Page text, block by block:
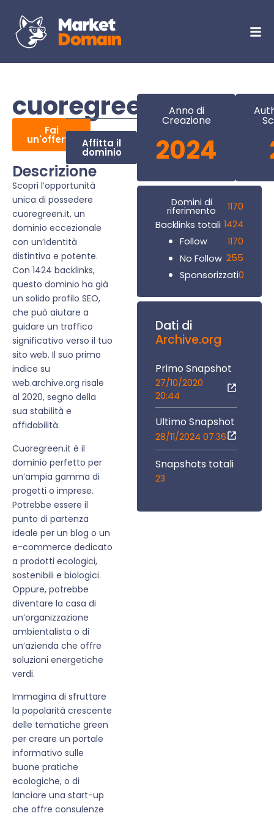
cuoregreen.it
Fai
un'offerta Affitta il
dominio
Descrizione
Scopri l’opportunità
unica di possedere
cuoregreen.it, un
dominio eccezionale
con un’identità
distintiva e potente.
Con 1424 backlinks,
questo dominio ha già
un solido profilo SEO,
che può aiutare a
guidare un traffico
significativo verso il tuo
sito web. Il suo primo
indice su
web.archive.org risale
al 2020, segno della
sua stabilità e
affidabilità.
Cuoregreen.it è il
dominio perfetto per
un’ampia gamma di
progetti o imprese.
Potrebbe essere il
punto di partenza
ideale per un blog o un
e-commerce dedicato
a prodotti ecologici,
sostenibili e biologici.
Oppure, potrebbe
diventare la casa di
un’organizzazione
ambientalista o di
un’azienda che offre
soluzioni energetiche
verdi.
Immagina di sfruttare
la popolarità crescente
delle tematiche green
per creare un portale
informativo sulle
buone pratiche
ecologiche, o di
lanciare una start-up
che offre consulenze
Anno di
Creazione
2024
Domini di
riferimento
1170
Backlinks totali 1424
Follow
1170
No Follow 255
Sponsorizzati0
Dati di
Archive.org
Primo Snapshot
27/10/2020
20:44
Ultimo Snapshot
28/11/2024 07:36
Snapshots totali
23